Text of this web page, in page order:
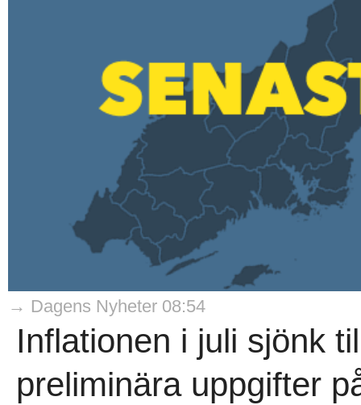
→ Dagens Nyheter 08:54
Inflationen i juli sjönk
preliminära uppgifter